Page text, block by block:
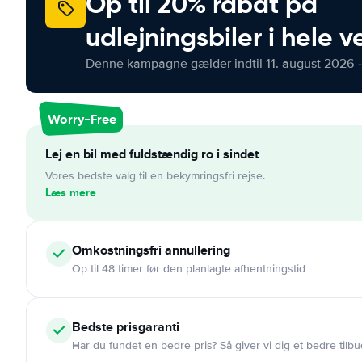
udlejningsbiler i hele
Denne kampagne gælder indtil 11. august 2026
Worry-Free
Lej en bil med fuldstændig ro i sindet
Vores bedste valg til en bekymringsfri rejse.
Læs mere
Omkostningsfri annullering
Op til 48 timer før den planlagte afhentningstid
Bedste prisgaranti
Har du fundet en bedre pris? Så giver vi dig et bedre